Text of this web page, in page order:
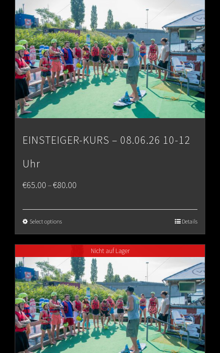
€80.00
EINSTEIGER-KURS – 08.06.26 10-12
Uhr
€65.00–€80.00
€80.00
Select options Details
Nicht auf Lager